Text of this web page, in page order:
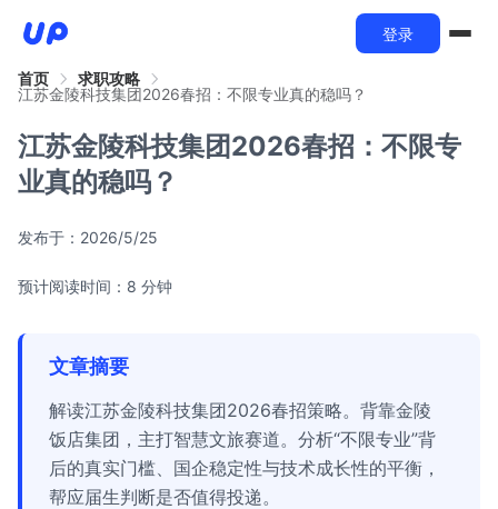
登录
首页
求职攻略
江苏金陵科技集团2026春招：不限专业真的稳吗？
江苏金陵科技集团2026春招：不限专
业真的稳吗？
发布于： 2026/5/25
预计阅读时间：8 分钟
文章摘要
解读江苏金陵科技集团2026春招策略。背靠金陵
饭店集团，主打智慧文旅赛道。分析“不限专业”背
后的真实门槛、国企稳定性与技术成长性的平衡，
帮应届生判断是否值得投递。